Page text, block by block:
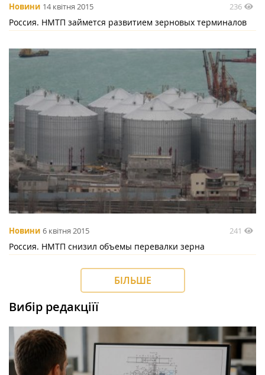
Новини 14 квітня 2015 236
Россия. НМТП займется развитием зерновых терминалов
Новини 6 квітня 2015 241
Россия. НМТП снизил объемы перевалки зерна
БІЛЬШЕ
Вибір редакціїї